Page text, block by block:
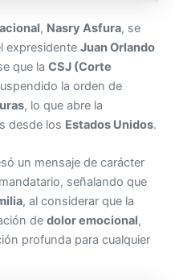
, Nasry Asfura, se
expresidenteJuan Orlando
que laCSJ (Corte
la orden de
, lo que abre la
desde los Estados Unidos.
un mensaje de carácter
señalando que
, al considerar que la
dedolor emocional,
profunda para cualquier